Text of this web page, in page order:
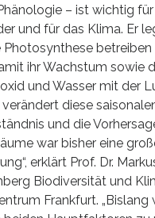
– ist wichtig
und für das Klima. Er
Photosynthese betreiben
ihr Wachstum sowie
und Wasser mit der
diese
und die
war bisher eine
erklärt Prof. Dr.
Biodiversität und
Frankfurt. „Bislang